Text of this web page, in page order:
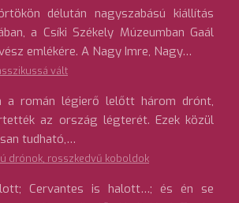
délután nagyszabású kiállítás
a Csíki Székely Múzeumban Gaál
emlékére. A Nagy Imre, Nagy…
vált
a román légierő lelőtt három drónt,
az ország légterét. Ezek közül
tudható,…
drónok, rosszkedvű koboldok
Cervantes is halott…; és én se